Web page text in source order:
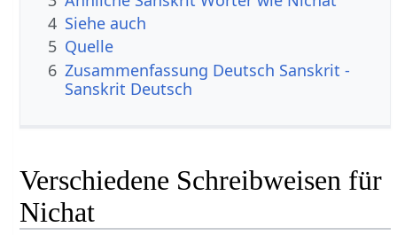
4 Siehe auch
5 Quelle
6 Zusammenfassung Deutsch Sanskrit -
Sanskrit Deutsch
Verschiedene Schreibweisen für
Nichat